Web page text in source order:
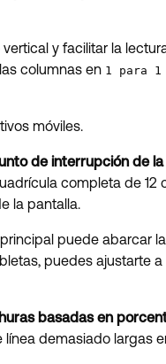
y facilitar la
columnas en 1 para 1
móviles.
de interrupción de
completa de 12
la pantalla.
puede abarcar
puedes ajustarte
basadas en
demasiado largas